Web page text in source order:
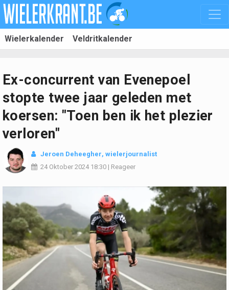
Wielerkalender Veldritkalender
Ex-concurrent van Evenepoel
stopte twee jaar geleden met
koersen: "Toen ben ik het plezier
verloren"
Jeroen Deheegher, wielerjournalist
24 Oktober 202418:30 | Reageer